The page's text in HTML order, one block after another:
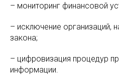
– мониторинг финансовой
– исключение организаций,
закона;
– цифровизация процедур
информации.